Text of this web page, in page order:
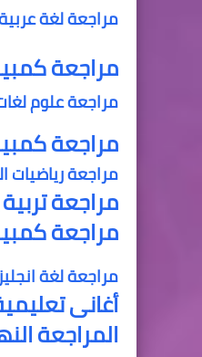
مراجعة لغة
مراجعة
مراجعة علوم
مراجعة
مراجعة رياضيات
مراجعة
مراجعة
مراجعة لغة
أغانى
المراجعة